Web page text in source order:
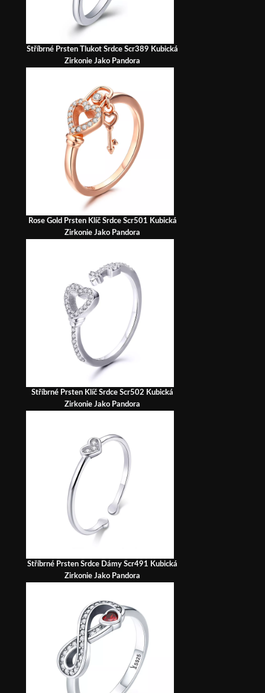
Stříbrné Prsten Tlukot Srdce Scr389 Kubická
Zirkonie Jako Pandora
Rose Gold Prsten Klíč Srdce Scr501 Kubická
Zirkonie Jako Pandora
Stříbrné Prsten Klíč Srdce Scr502 Kubická
Zirkonie Jako Pandora
Stříbrné Prsten Srdce Dámy Scr491 Kubická
Zirkonie Jako Pandora